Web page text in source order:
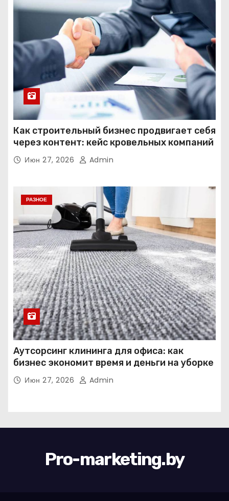
Как строительный бизнес продвигает себя
через контент: кейс кровельных компаний
Июн 27, 2026 Admin
РАЗНОЕ
Аутсорсинг клининга для офиса: как
бизнес экономит время и деньги на уборке
Июн 27, 2026 Admin
Pro-marketing.by